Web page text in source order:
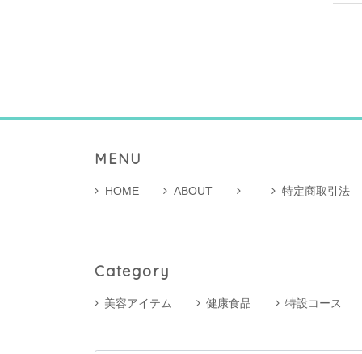
MENU
HOME ABOUT 特定商取引法
Category
美容アイテム 健康食品 特設コース